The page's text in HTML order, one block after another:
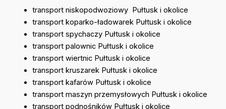
transport niskopodwoziowy Pułtusk i okolice
transport koparko-ładowarek Pułtusk i okolice
transport spychaczy Pułtusk i okolice
transport palownic Pułtusk i okolice
transport wiertnic Pułtusk i okolice
transport kruszarek Pułtusk i okolice
transport kafarów Pułtusk i okolice
transport maszyn przemysłowych Pułtusk i okolice
transport podnośników Pułtusk i okolice